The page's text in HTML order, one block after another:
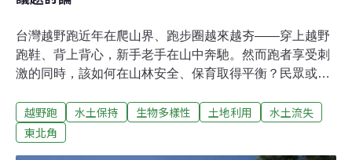
台灣越野跑近年在爬山界、跑步圈越來越夯——穿上越野
跑鞋、背上背心，新手老手在山中奔馳。然而跑者享受刺
激的同時，該如何在山林安全、保育取得平衡？民眾或比
中，越野跑者林冠廷上臂傷口剛拆了線、包著三角巾，前
臂沒有知覺。意外發生後，他便一直在思考這些問題。9
越野跑 水土保持 生物多樣性 土地利用
水土流失
東北角